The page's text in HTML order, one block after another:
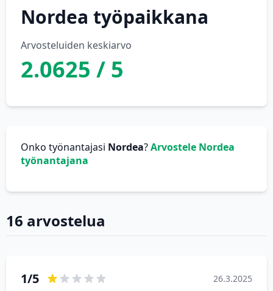
Nordea työpaikkana
Arvosteluiden keskiarvo
2.0625 / 5
Onko työnantajasi Nordea?Arvostele Nordea
työnantajana
16 arvostelua
1/5 26.3.2025